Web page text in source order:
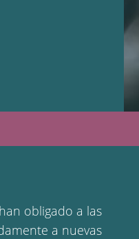
obligado a las
a nuevas